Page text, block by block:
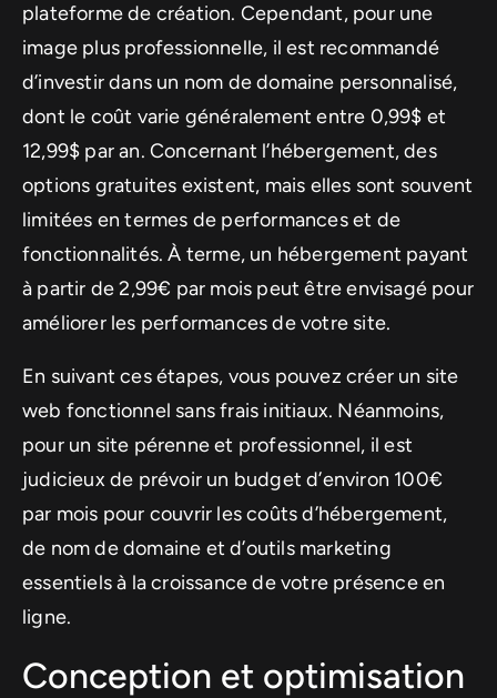
plateforme de création. Cependant, pour une
image plus professionnelle, il est recommandé
d’investir dans un nom de domaine personnalisé,
dont le coût varie généralement entre 0,99$ et
12,99$ par an. Concernant l’hébergement, des
options gratuites existent, mais elles sont souvent
limitées en termes de performances et de
fonctionnalités. À terme, un hébergement payant
à partir de 2,99€ par mois peut être envisagé pour
améliorer les performances de votre site.
En suivant ces étapes, vous pouvez créer un site
web fonctionnel sans frais initiaux. Néanmoins,
pour un site pérenne et professionnel, il est
judicieux de prévoir un budget d’environ 100€
par mois pour couvrir les coûts d’hébergement,
de nom de domaine et d’outils marketing
essentiels à la croissance de votre présence en
ligne.
Conception et optimisation